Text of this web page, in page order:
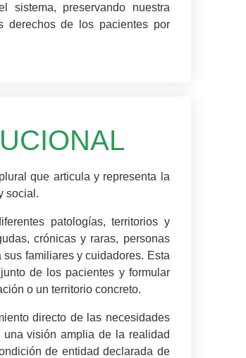
sistema, preservando nuestra
derechos de los pacientes por
que articula y representa la
social.
patologías, territorios y
crónicas y raras, personas
familiares y cuidadores. Esta
de los pacientes y formular
o un territorio concreto.
directo de las necesidades
visión amplia de la realidad
de entidad declarada de